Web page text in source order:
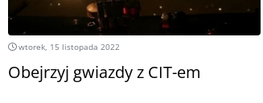
wtorek, 15 listopada 2022
Obejrzyj gwiazdy z CIT-em